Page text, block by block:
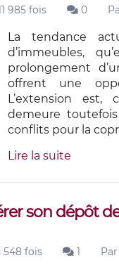
985 fois 0
La tendance
d’immeubles,
prolongement
offrent une
L’extension est,
demeure
conflits pour la
Lire la suite
son dépôt
548 fois 1 Par